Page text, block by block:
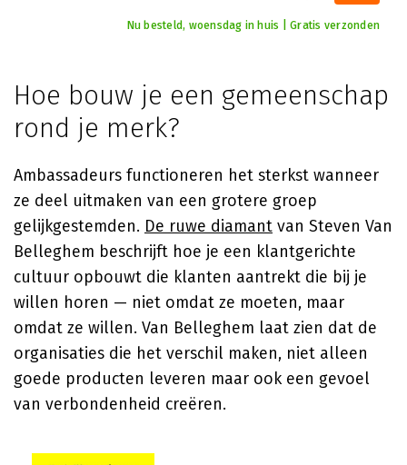
Nu besteld, woensdag in huis | Gratis verzonden
Hoe bouw je een gemeenschap
rond je merk?
Ambassadeurs functioneren het sterkst wanneer
ze deel uitmaken van een grotere groep
gelijkgestemden. De ruwe diamant van Steven Van
Belleghem beschrijft hoe je een klantgerichte
cultuur opbouwt die klanten aantrekt die bij je
willen horen — niet omdat ze moeten, maar
omdat ze willen. Van Belleghem laat zien dat de
organisaties die het verschil maken, niet alleen
goede producten leveren maar ook een gevoel
van verbondenheid creëren.